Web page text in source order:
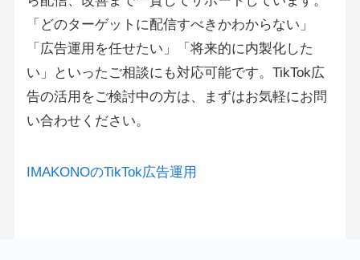
「どのターゲットに配信すべきかわからない」
「広告運用を任せたい」「将来的に内製化した
い」といったご相談にも対応可能です。TikTok広
告の活用をご検討中の方は、まずはお気軽にお問
い合わせください。
IMAKONOのTikTok広告運用